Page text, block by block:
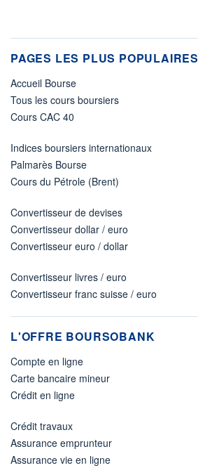
PAGES LES PLUS POPULAIRES
Accueil Bourse
Tous les cours boursiers
Cours CAC 40
Indices boursiers internationaux
Palmarès Bourse
Cours du Pétrole (Brent)
Convertisseur de devises
Convertisseur dollar / euro
Convertisseur euro / dollar
Convertisseur livres / euro
Convertisseur franc suisse / euro
L'OFFRE BOURSOBANK
Compte en ligne
Carte bancaire mineur
Crédit en ligne
Crédit travaux
Assurance emprunteur
Assurance vie en ligne